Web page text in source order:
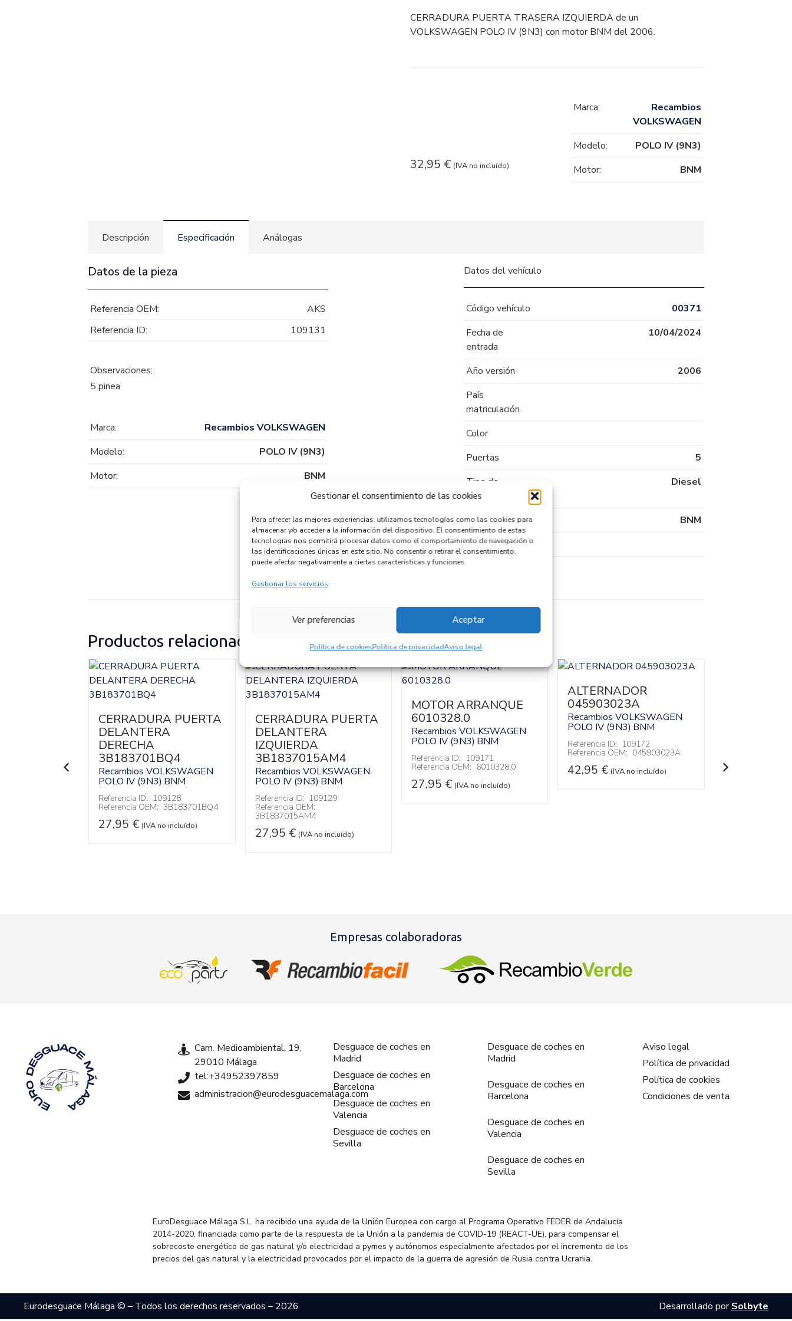
Gestionar el consentimiento de las cookies
Para ofrecer las mejores experiencias, utilizamos tecnologías como las cookies para
almacenar y/o acceder a la información del dispositivo. El consentimiento de estas
tecnologías nos permitirá procesar datos como el comportamiento de navegación o
las identificaciones únicas en este sitio. No consentir o retirar el consentimiento,
puede afectar negativamente a ciertas características y funciones.
Gestionar los servicios
Aceptar
Ver preferencias
Política de cookiesPolítica de privacidadAviso legal
CERRADURA PUERTA TRASERA IZQUIERDA de un
VOLKSWAGEN POLO IV (9N3) con motor BNM del 2006.
32,95 € (IVA no incluído)
Marca:
Recambios
VOLKSWAGEN
Modelo:
POLO IV (9N3)
Motor:
BNM
Descripción Especificación Análogas
Datos de la pieza
Referencia OEM:
AKS
Referencia ID:
109131
Observaciones:
5 pinea
Marca:
Recambios VOLKSWAGEN
Modelo:
POLO IV (9N3)
Motor:
BNM
Datos del vehículo
Código vehículo
00371
Fecha de
entrada
10/04/2024
Año versión
2006
País
matriculación
Color
Puertas
5
Tipo de
combustible
Diesel
Código motor
BNM
Código cambio
Productos relacionados
CERRADURA PUERTA
DELANTERA
DERECHA
3B183701BQ4
Recambios VOLKSWAGEN
POLO IV (9N3) BNM
Referencia ID: 109128
Referencia OEM: 3B183701BQ4
27,95 € (IVA no incluído)
CERRADURA PUERTA
DELANTERA
IZQUIERDA
3B1837015AM4
Recambios VOLKSWAGEN
POLO IV (9N3) BNM
Referencia ID: 109129
Referencia OEM:
3B1837015AM4
27,95 € (IVA no incluído)
MOTOR ARRANQUE
6010328.0
Recambios VOLKSWAGEN
POLO IV (9N3) BNM
Referencia ID: 109171
Referencia OEM: 6010328.0
27,95 € (IVA no incluído)
ALTERNADOR
045903023A
Recambios VOLKSWAGEN
POLO IV (9N3) BNM
Referencia ID: 109172
Referencia OEM: 045903023A
42,95 € (IVA no incluído) Recambios
Empresas colaboradoras
Cam. Medioambiental, 19,
29010 Málaga
tel:+34952397859
administracion@eurodesguacemalaga.com
Desguace de coches en
Madrid
Desguace de coches en
Barcelona
Desguace de coches en
Valencia
Desguace de coches en
Sevilla
Desguace de coches en
Madrid
Desguace de coches en
Barcelona
Desguace de coches en
Valencia
Desguace de coches en
Sevilla
Aviso legal
Política de privacidad
Política de cookies
Condiciones de venta
EuroDesguace Málaga S.L. ha recibido una ayuda de la Unión Europea con cargo al Programa Operativo FEDER de Andalucía
2014-2020, financiada como parte de la respuesta de la Unión a la pandemia de COVID-19 (REACT-UE), para compensar el
sobrecoste energético de gas natural y/o electricidad a pymes y autónomos especialmente afectados por el incremento de los
precios del gas natural y la electricidad provocados por el impacto de la guerra de agresión de Rusia contra Ucrania.
Eurodesguace Málaga © – Todos los derechos reservados – 2026 Desarrollado porSolbyte